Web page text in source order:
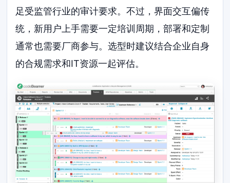
足受监管行业的审计要求。不过，界面交互偏传
统，新用户上手需要一定培训周期，部署和定制
通常也需要厂商参与。选型时建议结合企业自身
的合规需求和IT资源一起评估。